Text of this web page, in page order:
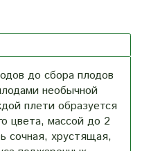
до сбора плодов
необычной
плети образуется
цвета, массой до 2
сочная, хрустящая,